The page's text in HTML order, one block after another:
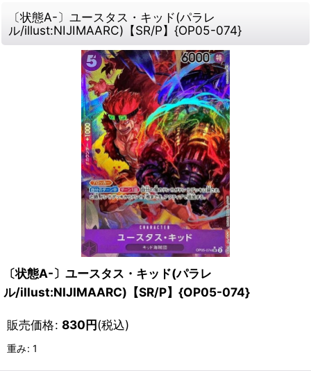
〔状態A-〕ユースタス・キッド(パラレ
ル/illust:NIJIMAARC)【SR/P】{OP05-074}
〔状態A-〕ユースタス・キッド(パラレ
ル/illust:NIJIMAARC)【SR/P】{OP05-074}
販売価格: 830円(税込)
重み: 1